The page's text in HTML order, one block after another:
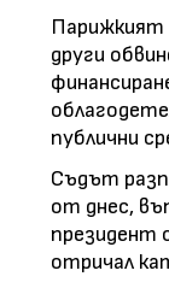
Парижкият
други
публични
Съдът
от днес,
президент
отричал